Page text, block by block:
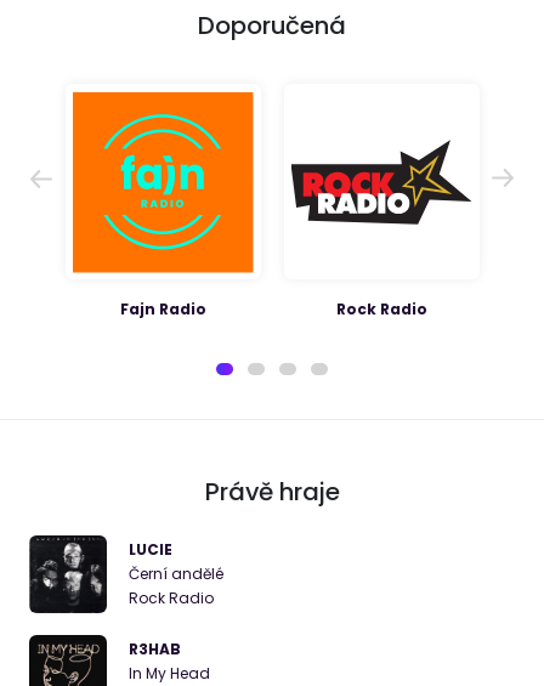
Doporučená
Fajn Radio Rock Radio
Právě hraje
LUCIE
Černí andělé
Rock Radio
R3HAB
In My Head